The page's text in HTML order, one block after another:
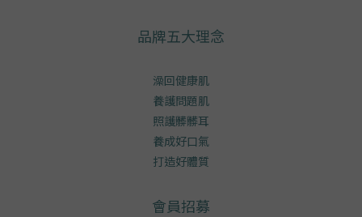
品牌五大理念
澡回健康肌
養護問題肌
照護髒髒耳
養成好口氣
打造好體質
會員招募